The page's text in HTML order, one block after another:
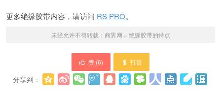
更多绝缘胶带内容，请访问 RS PRO。
未经允许不得转载： 商界网 » 绝缘胶带的特点
赞 (6) 打赏
分享到：